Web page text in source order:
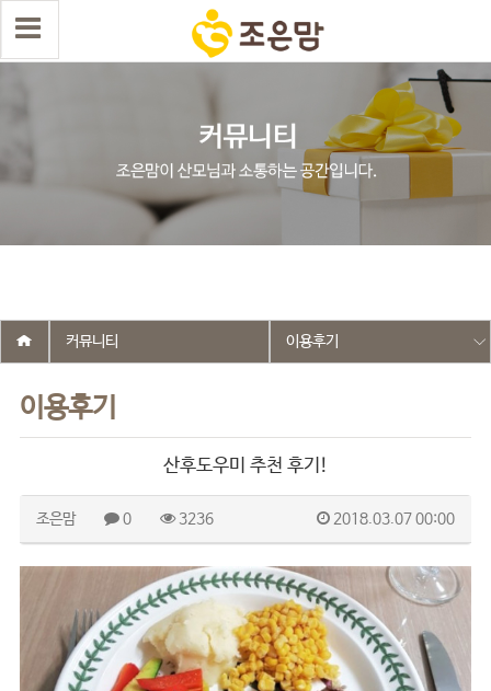
select wr_id, wr_subject from g5_write_m05_04 where wr_is_comment
= 0 and wr_datetime <= '2018-03-07 00:00:00' and wr_id <> '17' order
by wr_datetime desc limit 1 asdasf
이용후기
커뮤니티 이용후기
산후도우미 추천 후기!
조은맘 0 3236 2018.03.07 00:00